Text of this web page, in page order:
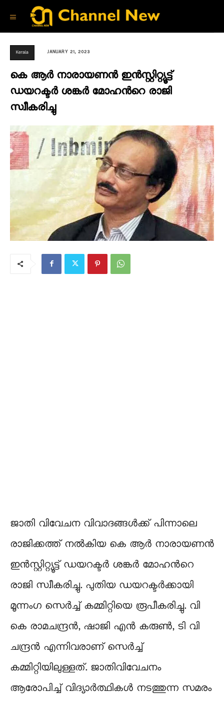
Kerala JANUARY 21, 2023
കെ ആർ നാരായണൻ ഇൻസ്റ്റിറ്റ്യൂട്ട്
ഡയറക്ടര്‍ ശങ്കര്‍ മോഹന്‍റെ രാജി
സ്വീകരിച്ചു
ജാതി വിവേചന വിവാദങ്ങള്‍ക്ക് പിന്നാലെ
രാജിക്കത്ത് നല്‍കിയ കെ ആർ നാരായണൻ
ഇൻസ്റ്റിറ്റ്യൂട്ട് ഡയറക്ടര്‍ ശങ്കര്‍ മോഹന്‍റെ
രാജി സ്വീകരിച്ചു. പുതിയ ഡയറക്ടര്‍ക്കായി
മൂന്നംഗ സെര്‍ച്ച് കമ്മിറ്റിയെ രൂപീകരിച്ചു. വി
കെ രാമചന്ദ്രന്‍, ഷാജി എന്‍ കരുണ്‍, ടി വി
ചന്ദ്രന്‍ എന്നിവരാണ് സെര്‍ച്ച്
കമ്മിറ്റിയിലുള്ളത്. ജാതിവിവേചനം
ആരോപിച്ച് വിദ്യാര്‍ത്ഥികള്‍ നടത്തുന്ന സമരം